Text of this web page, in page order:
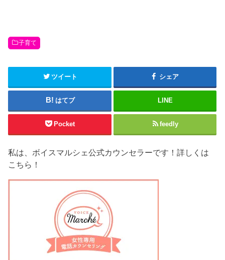
き
ま
す
)
子育て
ツイート シェア
はてブ LINE
Pocket feedly
私は、ボイスマルシェ公式カウンセラーです！詳しくは
こちら！